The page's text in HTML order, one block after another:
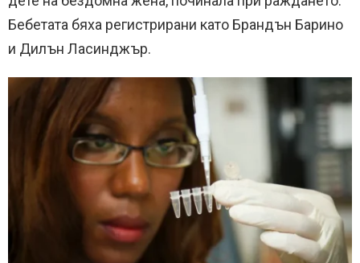
Бебетата бяха регистрирани като Брандън Барино
и Дилън Ласинджър.